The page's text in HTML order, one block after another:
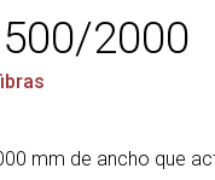
2000
mm de ancho que